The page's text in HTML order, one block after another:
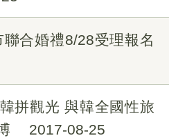
合婚禮8/28受理報名
拼觀光 與韓全國性旅
2017-08-25